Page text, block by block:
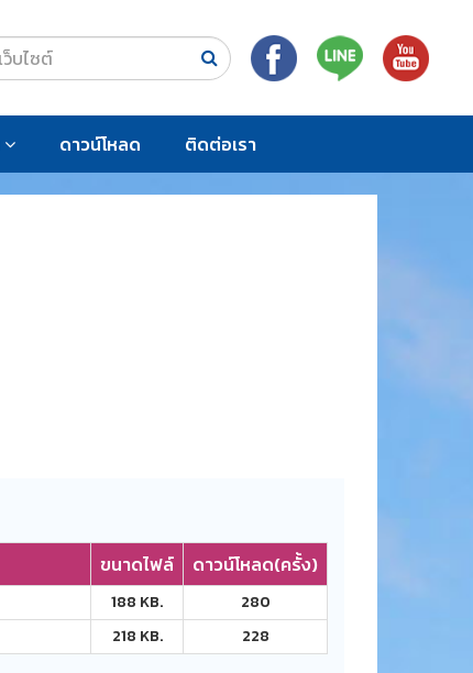
ดาวน์โหลด ติดต่อเรา
ขนาดไฟล์ ดาวน์โหลด(ครั้ง)
188 KB.
280
218 KB. 228